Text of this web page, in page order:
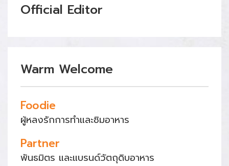
Official Editor
Warm Welcome
Foodie
ผู้หลงรักการทำและชิมอาหาร
Partner
พันธมิตร และแบรนด์วัตถุดิบอาหาร